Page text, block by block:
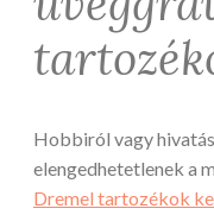
Hobbiról vagy
elengedhetetlenek a
Dremel tartozékok